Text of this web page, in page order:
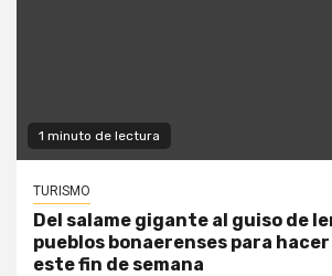
1 minuto de lectura
TURISMO
Del salame gigante al guiso de
pueblos bonaerenses para
este fin de semana